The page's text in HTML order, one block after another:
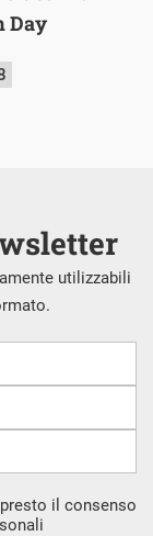
Day
utilizzabili
il consenso